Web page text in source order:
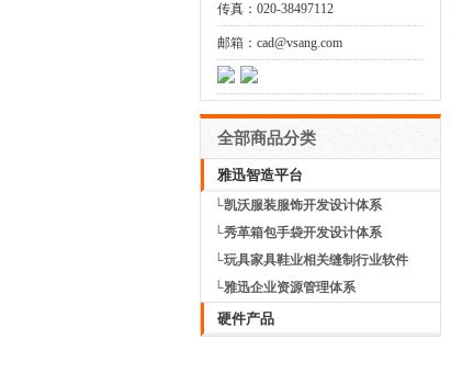
传真：020-38497112
邮箱：cad@vsang.com
全部商品分类
雅迅智造平台
└凯沃服装服饰开发设计体系
└秀革箱包手袋开发设计体系
└玩具家具鞋业相关缝制行业软件
└雅迅企业资源管理体系
硬件产品